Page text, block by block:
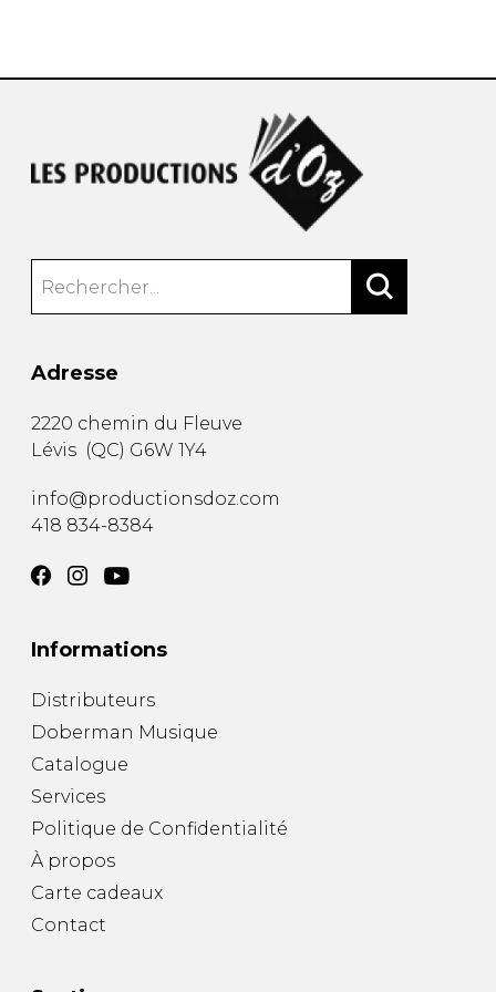
Adresse
2220 chemin du Fleuve
Lévis (QC) G6W 1Y4
info@productionsdoz.com
418 834-8384
Informations
Distributeurs
Doberman Musique
Catalogue
Services
Politique de Confidentialité
À propos
Carte cadeaux
Contact